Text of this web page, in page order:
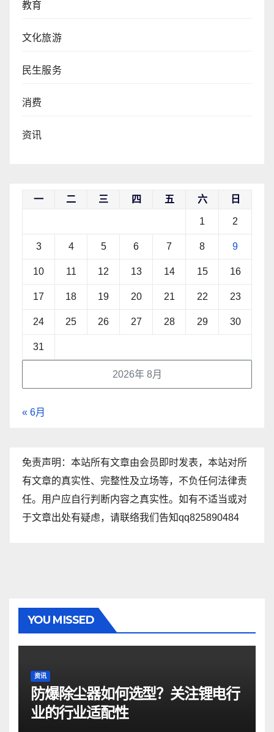
教育
文化旅游
民生服务
消费
资讯
2026年 8月
一 二 三 四 五 六 日
1 2
3 4 5 6 7 8 9
10 11 12 13 14 15 16
17 18 19 20 21 22 23
24 25 26 27 28 29 30
31
« 6月
免责声明：本站所有文章由会员即时发表，本站对所
有文章的真实性、完整性及立场等，不负任何法律责
任。用户应自行判断内容之真实性。如有不适当或对
于文章出处有疑虑，请联络我们告知qq825890484
YOU MISSED
资讯
防爆除尘器如何选型？关注锂电行
业的行业适配性